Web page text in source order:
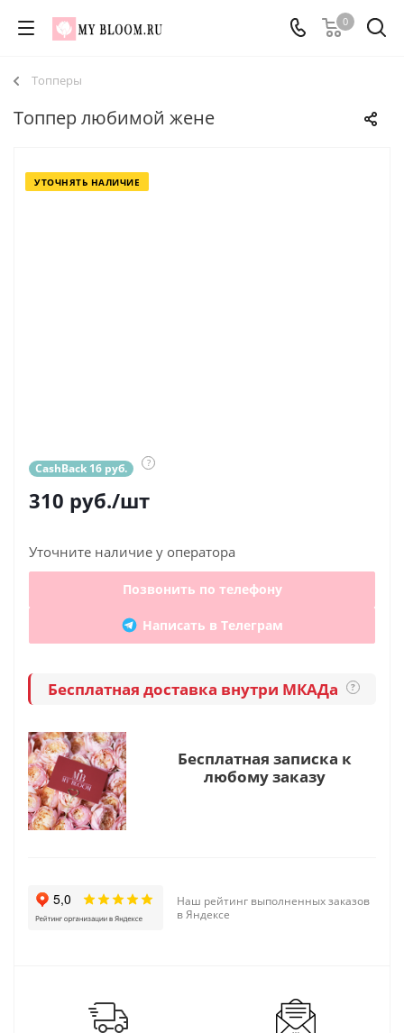
0
Топперы
Топпер любимой жене
УТОЧНЯТЬ НАЛИЧИЕ
CashBack 16 руб. ?
310 руб./шт
Уточните наличие у оператора
Позвонить по телефону
Написать в Телеграм
Бесплатная доставка внутри МКАДа ?
Бесплатная записка к
любому заказу
Наш рейтинг выполненных заказов
в Яндексе